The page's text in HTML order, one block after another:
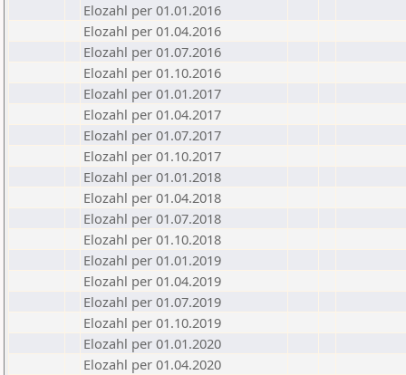
Elozahl per 01.01.2016
Elozahl per 01.04.2016
Elozahl per 01.07.2016
Elozahl per 01.10.2016
Elozahl per 01.01.2017
Elozahl per 01.04.2017
Elozahl per 01.07.2017
Elozahl per 01.10.2017
Elozahl per 01.01.2018
Elozahl per 01.04.2018
Elozahl per 01.07.2018
Elozahl per 01.10.2018
Elozahl per 01.01.2019
Elozahl per 01.04.2019
Elozahl per 01.07.2019
Elozahl per 01.10.2019
Elozahl per 01.01.2020
Elozahl per 01.04.2020